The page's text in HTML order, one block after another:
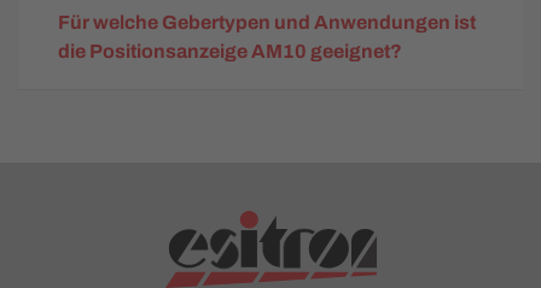
Für welche Gebertypen und Anwendungen ist
die Positionsanzeige AM10 geeignet?